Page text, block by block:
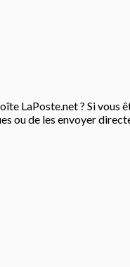
LaPoste.net ? Si vous
ou de les envoyer